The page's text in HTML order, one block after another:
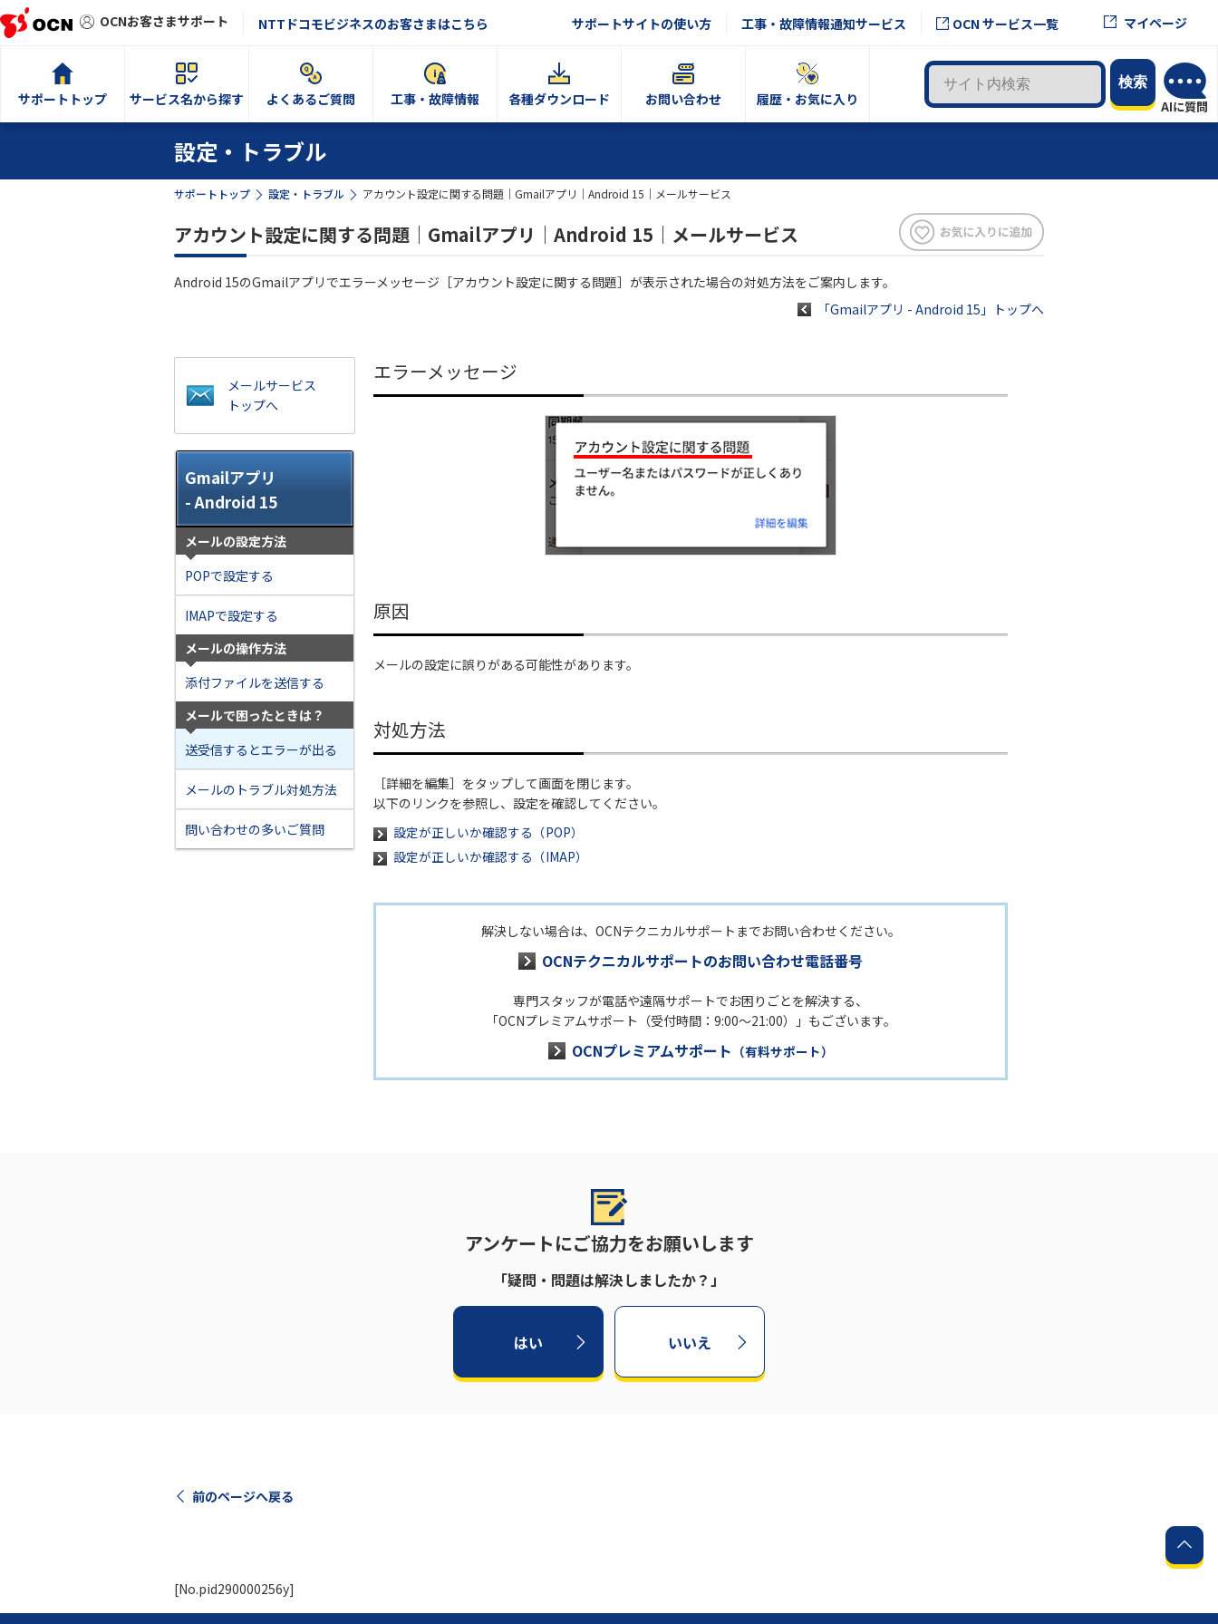
OCNお客さまサポート NTTドコモビジネスのお客さまはこちら サポートサイトの使い方 工事・故障情報通知サービス OCN サービス一覧 マイページ
サポートトップ サービス名から探す よくあるご質問 工事・故障情報 各種ダウンロード お問い合わせ 履歴・お気に入り
設定・トラブル
サポートトップ 設定・トラブル アカウント設定に関する問題｜Gmailアプリ｜Android 15｜メールサービス
アカウント設定に関する問題｜Gmailアプリ｜Android 15｜メールサービス
Android 15のGmailアプリでエラーメッセージ［アカウント設定に関する問題］が表示された場合の対処方法をご案内します。
「Gmailアプリ - Android 15」トップへ
メールサービス
トップへ
Gmailアプリ
- Android 15
メールの設定方法
POPで設定する
IMAPで設定する
メールの操作方法
添付ファイルを送信する
メールで困ったときは？
送受信するとエラーが出る
メールのトラブル対処方法
問い合わせの多いご質問
エラーメッセージ
原因
メールの設定に誤りがある可能性があります。
対処方法
［詳細を編集］をタップして画面を閉じます。
以下のリンクを参照し、設定を確認してください。
設定が正しいか確認する（POP）
設定が正しいか確認する（IMAP）
解決しない場合は、OCNテクニカルサポートまでお問い合わせください。
OCNテクニカルサポートのお問い合わせ電話番号
専門スタッフが電話や遠隔サポートでお困りごとを解決する、
「OCNプレミアムサポート（受付時間：9:00～21:00）」もございます。
OCNプレミアムサポート （有料サポート）
アンケートにご協力をお願いします
「疑問・問題は解決しましたか？」
はい いいえ
前のページへ戻る
[No.pid290000256y]